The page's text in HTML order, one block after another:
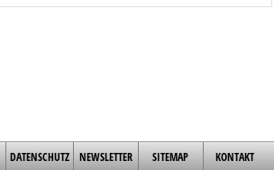
DATENSCHUTZ NEWSLETTER SITEMAP KONTAKT